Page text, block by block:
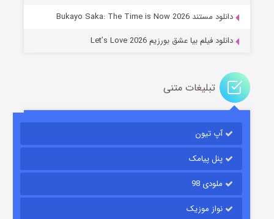
باب اسفنجی فصل ۱۷
قسمت۶ (زیرنویس) منتشر شد
دانلود مستند Bukayo Saka: The Time is Now 2026
دانلود فیلم بیا عشق بورزیم Let’s Love 2026
تبلیغات متنی
آپ تیون
پنل پیامک
ملودی 98
نواز موزیک